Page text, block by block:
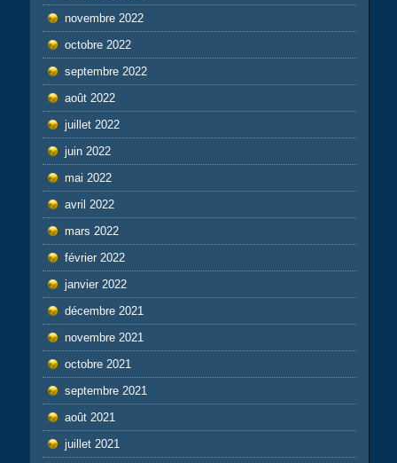
novembre 2022
octobre 2022
septembre 2022
août 2022
juillet 2022
juin 2022
mai 2022
avril 2022
mars 2022
février 2022
janvier 2022
décembre 2021
novembre 2021
octobre 2021
septembre 2021
août 2021
juillet 2021